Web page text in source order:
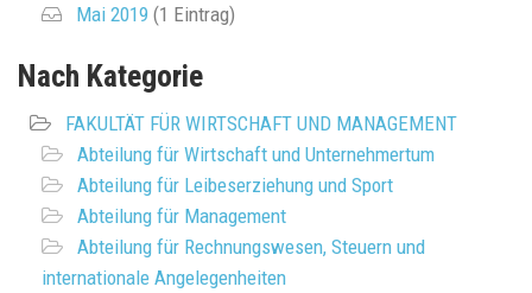
Mai 2019 (1 Eintrag)
Nach Kategorie
FAKULTÄT FÜR WIRTSCHAFT UND MANAGEMENT
Abteilung für Wirtschaft und Unternehmertum
Abteilung für Leibeserziehung und Sport
Abteilung für Management
Abteilung für Rechnungswesen, Steuern und
internationale Angelegenheiten